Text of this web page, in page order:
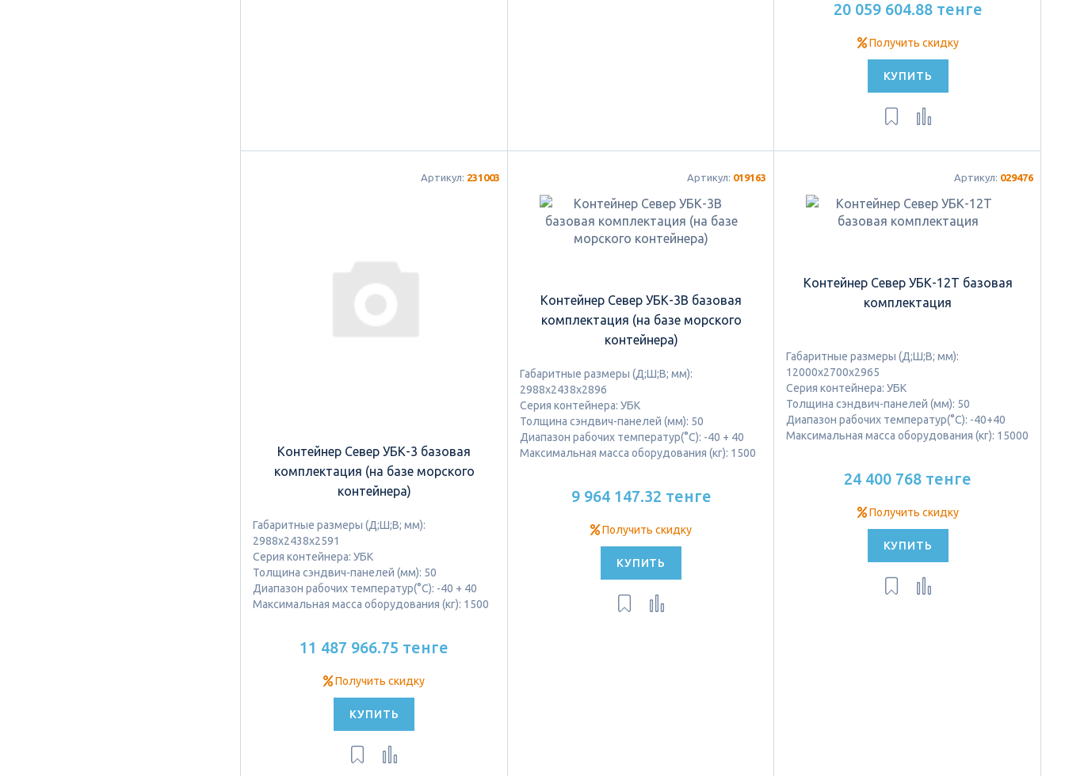
20 059 604.88 тенге
Получить скидку
КУПИТЬ
Артикул: 231003
Контейнер Север УБК-3 базовая
комплектация (на базе морского
контейнера)
Габаритные размеры (Д;Ш;В; мм):
2988х2438х2591
Серия контейнера: УБК
Толщина сэндвич-панелей (мм): 50
Диапазон рабочих температур(°C): -40 + 40
Максимальная масса оборудования (кг): 1500
11 487 966.75 тенге
Получить скидку
КУПИТЬ
Артикул: 019163
Контейнер Север УБК-3В базовая
комплектация (на базе морского
контейнера)
Габаритные размеры (Д;Ш;В; мм):
2988х2438х2896
Серия контейнера: УБК
Толщина сэндвич-панелей (мм): 50
Диапазон рабочих температур(°C): -40 + 40
Максимальная масса оборудования (кг): 1500
9 964 147.32 тенге
Получить скидку
КУПИТЬ
Артикул: 029476
Контейнер Север УБК-12Т базовая
комплектация
Габаритные размеры (Д;Ш;В; мм):
12000х2700х2965
Серия контейнера: УБК
Толщина сэндвич-панелей (мм): 50
Диапазон рабочих температур(°C): -40+40
Максимальная масса оборудования (кг): 15000
24 400 768 тенге
Получить скидку
КУПИТЬ